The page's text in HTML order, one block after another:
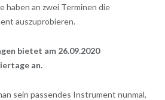
haben an zwei Terminen die
auszuprobieren.
bietet am 26.09.2020
an.
sein passendes Instrument nunmal,